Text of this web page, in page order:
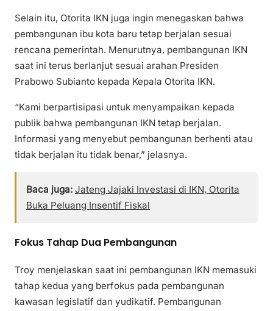
Selain itu, Otorita IKN juga ingin menegaskan bahwa
pembangunan ibu kota baru tetap berjalan sesuai
rencana pemerintah. Menurutnya, pembangunan IKN
saat ini terus berlanjut sesuai arahan Presiden
Prabowo Subianto kepada Kepala Otorita IKN.
“Kami berpartisipasi untuk menyampaikan kepada
publik bahwa pembangunan IKN tetap berjalan.
Informasi yang menyebut pembangunan berhenti atau
tidak berjalan itu tidak benar,” jelasnya.
Baca juga: Jateng Jajaki Investasi di IKN, Otorita
Buka Peluang Insentif Fiskal
Fokus Tahap Dua Pembangunan
Troy menjelaskan saat ini pembangunan IKN memasuki
tahap kedua yang berfokus pada pembangunan
kawasan legislatif dan yudikatif. Pembangunan